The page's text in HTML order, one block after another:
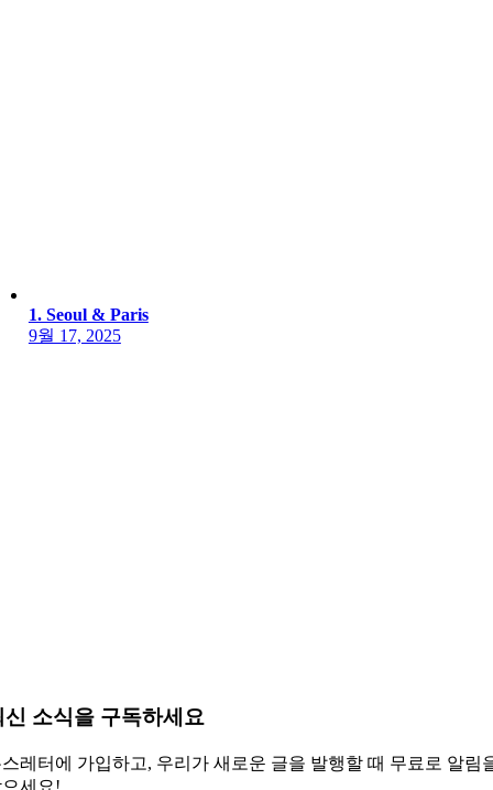
1. Seoul & Paris
9월 17, 2025
신 소식을 구독하세요
레터에 가입하고, 우리가 새로운 글을 발행할 때 무료로 알림